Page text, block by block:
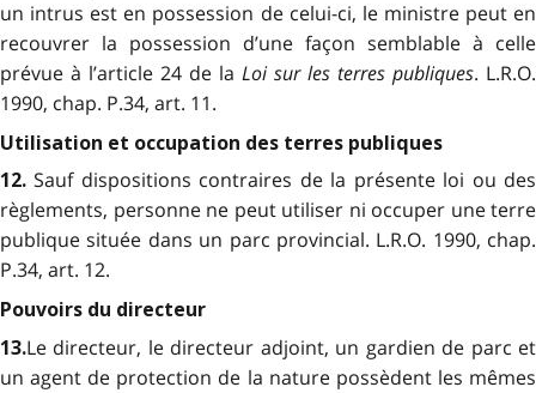
un intrus est en possession de celui-ci, le ministre peut en
recouvrer la possession d’une façon semblable à celle
prévue à l’article 24 de la Loi sur les terres publiques. L.R.O.
1990, chap. P.34, art. 11.
Utilisation et occupation des terres publiques
12.Sauf dispositions contraires de la présente loi ou des
règlements, personne ne peut utiliser ni occuper une terre
publique située dans un parc provincial. L.R.O. 1990, chap.
P.34, art. 12.
Pouvoirs du directeur
13.Le directeur, le directeur adjoint, un gardien de parc et
un agent de protection de la nature possèdent les mêmes